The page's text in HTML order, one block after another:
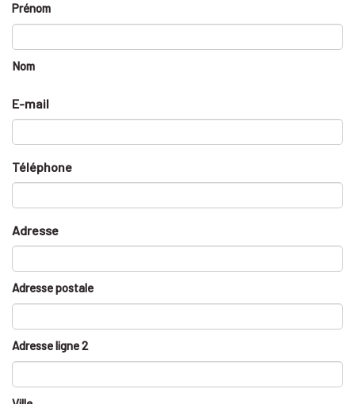
Prénom
Nom
E-mail
Téléphone
Adresse
Adresse postale
Adresse ligne 2